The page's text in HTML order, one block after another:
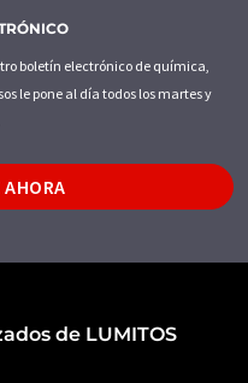
boletín electrónico de química,
le pone al día todos los martes y
de LUMITOS